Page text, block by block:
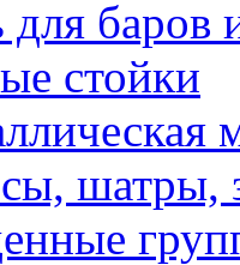
баров
стойки
шатры,